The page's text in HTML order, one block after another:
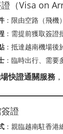
（Visa on
：限由空路（飛機
：需提前獲取簽
：抵達越南機場
：臨時出行、需
快證通關服務
證
：親臨越南駐香港